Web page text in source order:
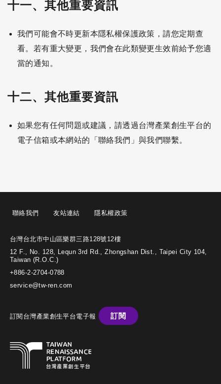
十一、其他重要資訊
我們可能會不時更新本隱私權保護政策，請您定期查
看。若有重大變更，我們會在此類變更生效前給予您適
當的通知。
十二、其他重要資訊
如果您有任何問題或建議，請透過台灣產業創生平台的
電子信箱或本網站的「聯絡我們」與我們聯繫。
聯絡我們 友站連結 隱私權政策
台灣台北市中山區樂群三路128號12樓
12 F., No. 128, Lequn 3rd Rd., Zhongshan Dist., Taipei City 104,
Taiwan (R.O.C.)
+886-2-2704-0788
service@tw-ren.com
訂閱台灣產業創生平台電子報 訂閱